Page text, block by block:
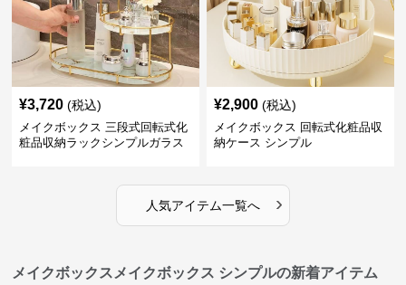
¥3,720 (税込)
メイクボックス 三段式回転式化
粧品収納ラックシンプルガラス
¥2,900 (税込)
メイクボックス 回転式化粧品収
納ケース シンプル
人気アイテム一覧へ ›
メイクボックスメイクボックス シンプルの新着アイテム